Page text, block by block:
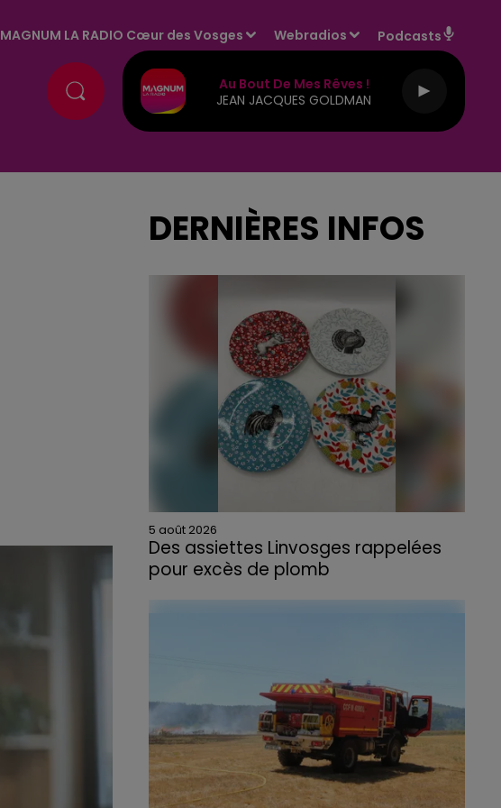
MAGNUM LA RADIO Cœur des Vosges Webradios Podcasts
Au Bout De Mes Rêves !
JEAN JACQUES GOLDMAN
DERNIÈRES INFOS
5 août 2026
Des assiettes Linvosges rappelées
pour excès de plomb